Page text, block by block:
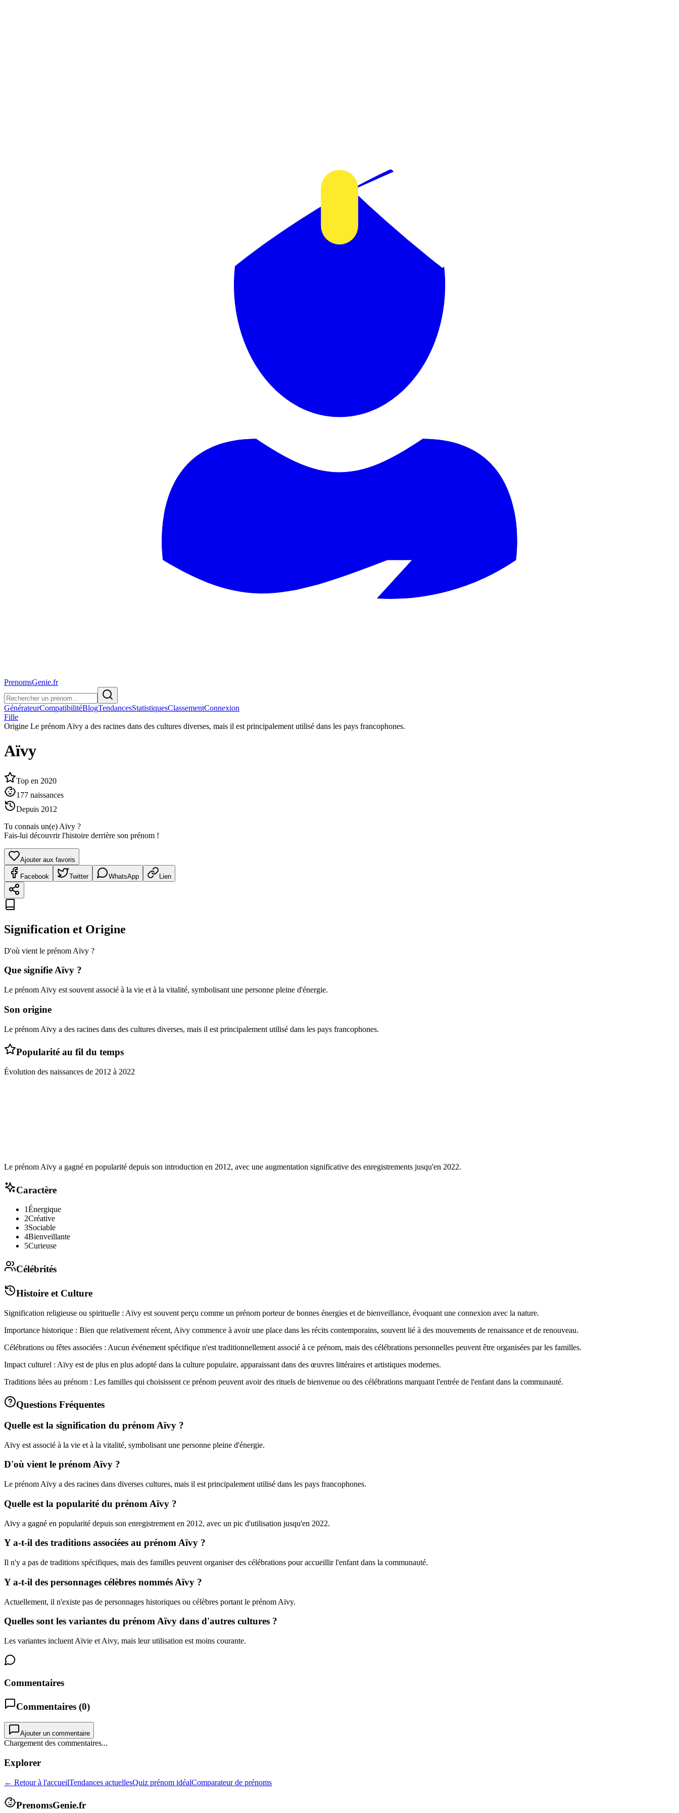
PrenomsGenie.fr
GénérateurCompatibilitéBlogTendancesStatistiquesClassementConnexion
Fille
Origine Le prénom Aïvy a des racines dans des cultures diverses, mais il est principalement utilisé dans les pays francophones.
Aïvy
Top en 2020
177 naissances
Depuis 2012
Tu connais un(e) Aïvy ?
Fais-lui découvrir l'histoire derrière son prénom !
Ajouter aux favoris
Facebook Twitter WhatsApp Lien
Signification et Origine
D'où vient le prénom Aïvy ?
Que signifieAïvy ?
Le prénom Aïvy est souvent associé à la vie et à la vitalité, symbolisant une personne pleine d'énergie.
Son origine
Le prénom Aïvy a des racines dans des cultures diverses, mais il est principalement utilisé dans les pays francophones.
Popularité au fil du temps
Évolution des naissances de 2012 à 2022
Le prénom Aïvy a gagné en popularité depuis son introduction en 2012, avec une augmentation significative des enregistrements jusqu'en 2022.
Caractère
1Énergique
2Créative
3Sociable
4Bienveillante
5Curieuse
Célébrités
Histoire et Culture
Signification religieuse ou spirituelle : Aïvy est souvent perçu comme un prénom porteur de bonnes énergies et de bienveillance, évoquant une connexion avec la nature.
Importance historique : Bien que relativement récent, Aïvy commence à avoir une place dans les récits contemporains, souvent lié à des mouvements de renaissance et de renouveau.
Célébrations ou fêtes associées : Aucun événement spécifique n'est traditionnellement associé à ce prénom, mais des célébrations personnelles peuvent être organisées par les familles.
Impact culturel : Aïvy est de plus en plus adopté dans la culture populaire, apparaissant dans des œuvres littéraires et artistiques modernes.
Traditions liées au prénom : Les familles qui choisissent ce prénom peuvent avoir des rituels de bienvenue ou des célébrations marquant l'entrée de l'enfant dans la communauté.
Questions Fréquentes
Quelle est la signification du prénom Aïvy ?
Aïvy est associé à la vie et à la vitalité, symbolisant une personne pleine d'énergie.
D'où vient le prénom Aïvy ?
Le prénom Aïvy a des racines dans diverses cultures, mais il est principalement utilisé dans les pays francophones.
Quelle est la popularité du prénom Aïvy ?
Aïvy a gagné en popularité depuis son enregistrement en 2012, avec un pic d'utilisation jusqu'en 2022.
Y a-t-il des traditions associées au prénom Aïvy ?
Il n'y a pas de traditions spécifiques, mais des familles peuvent organiser des célébrations pour accueillir l'enfant dans la communauté.
Y a-t-il des personnages célèbres nommés Aïvy ?
Actuellement, il n'existe pas de personnages historiques ou célèbres portant le prénom Aïvy.
Quelles sont les variantes du prénom Aïvy dans d'autres cultures ?
Les variantes incluent Aïvie et Aivy, mais leur utilisation est moins courante.
Commentaires
Commentaires (0)
Ajouter un commentaire
Chargement des commentaires...
Explorer
← Retour à l'accueilTendances actuellesQuiz prénom idéalComparateur de prénoms
PrenomsGenie.fr